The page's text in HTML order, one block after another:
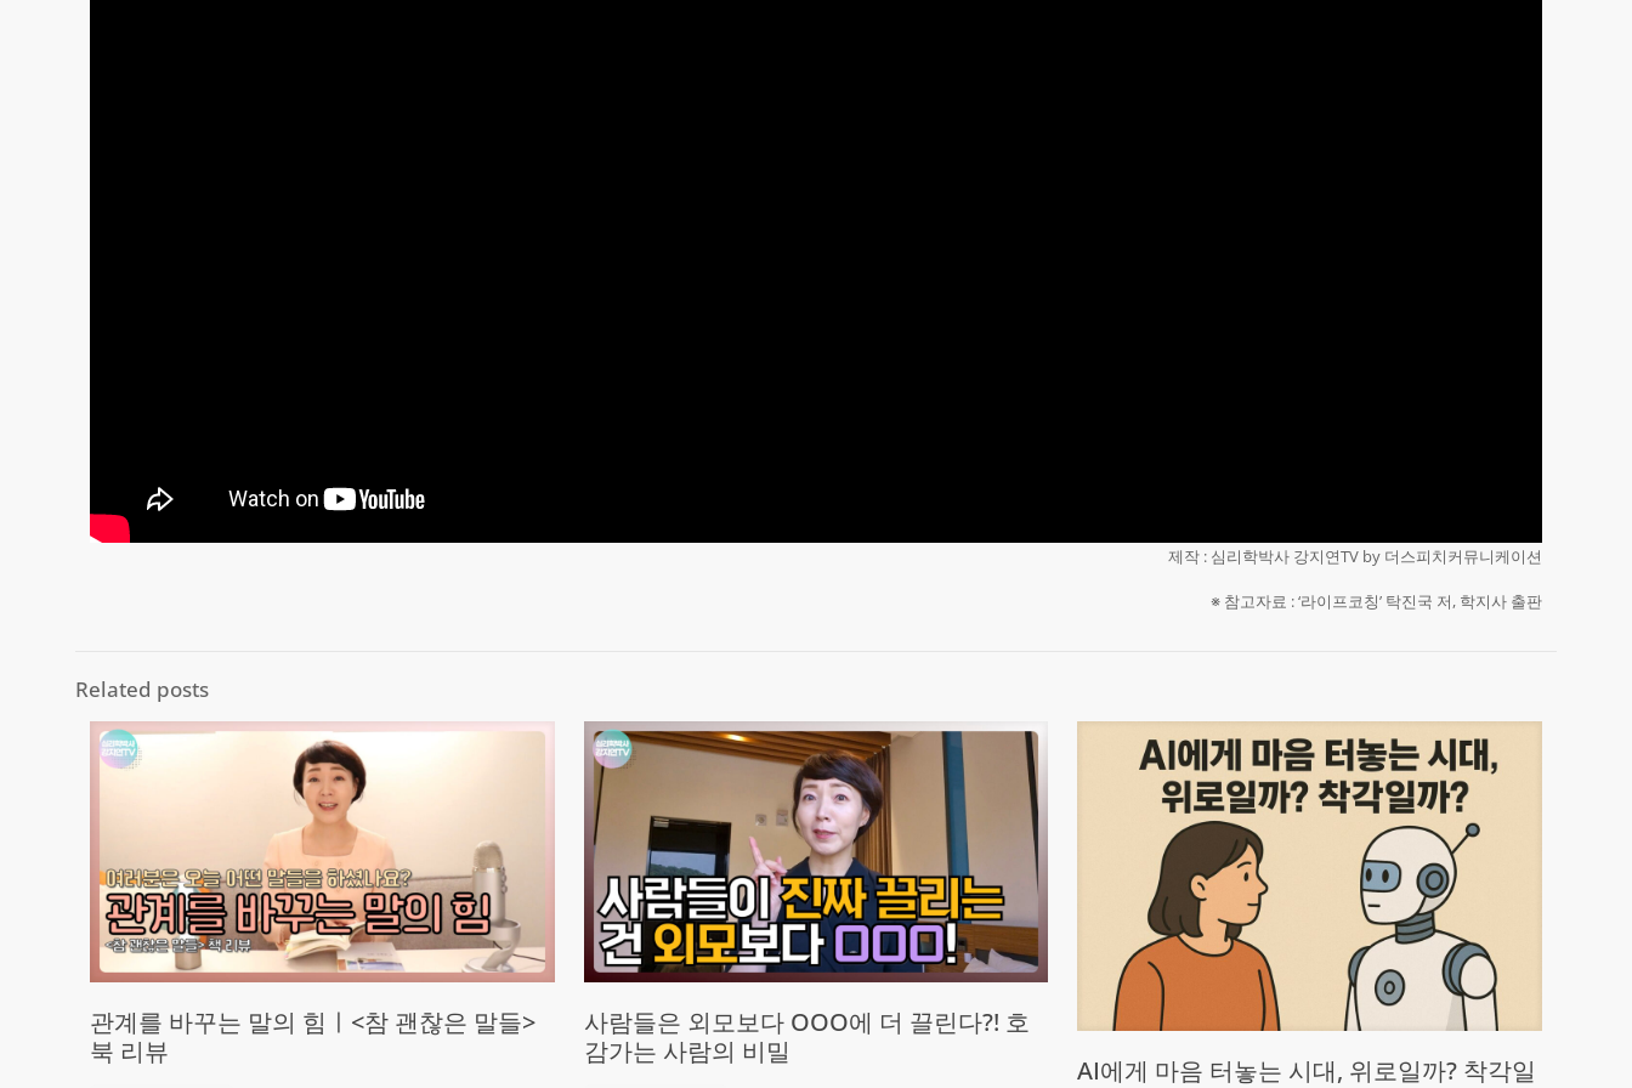
제작 : 심리학박사 강지연TV by 더스피치커뮤니케이션
※ 참고자료 : ‘라이프코칭’ 탁진국 저, 학지사 출판
Related posts
관계를 바꾸는 말의 힘ㅣ<참 괜찮은 말들>
북 리뷰
사람들은 외모보다 OOO에 더 끌린다?! 호
감가는 사람의 비밀
AI에게 마음 터놓는 시대, 위로일까? 착각일